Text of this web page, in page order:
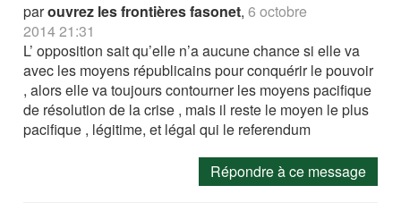
parouvrez les frontières fasonet,6 octobre
2014 21:31
L’ opposition sait qu’elle n’a aucune chance si elle va
avec les moyens républicains pour conquérir le pouvoir
, alors elle va toujours contourner les moyens pacifique
de résolution de la crise , mais il reste le moyen le plus
pacifique , légitime, et légal qui le referendum
Répondre à ce message